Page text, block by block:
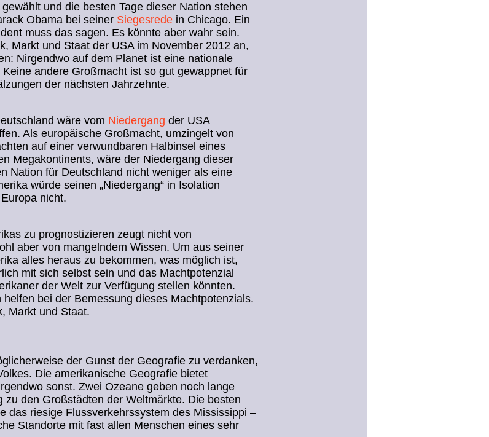
und die besten Tage dieser Nation stehen
Obama bei seiner Siegesrede in Chicago. Ein
muss das sagen. Es könnte aber wahr sein.
Markt und Staat der USA im November 2012 an,
Nirgendwo auf dem Planet ist eine nationale
andere Großmacht ist so gut gewappnet für
der nächsten Jahrzehnte.
wäre vom Niedergang der USA
Als europäische Großmacht, umzingelt von
auf einer verwundbaren Halbinsel eines
Megakontinents, wäre der Niedergang dieser
Nation für Deutschland nicht weniger als eine
würde seinen „Niedergang“ in Isolation
nicht.
zu prognostizieren zeugt nicht von
aber von mangelndem Wissen. Um aus seiner
alles heraus zu bekommen, was möglich ist,
mit sich selbst sein und das Machtpotenzial
der Welt zur Verfügung stellen könnten.
bei der Bemessung dieses Machtpotenzials.
Markt und Staat.
der Gunst der Geografie zu verdanken,
Die amerikanische Geografie bietet
sonst. Zwei Ozeane geben noch lange
zu den Großstädten der Weltmärkte. Die besten
das riesige Flussverkehrssystem des Mississippi –
Standorte mit fast allen Menschen eines sehr